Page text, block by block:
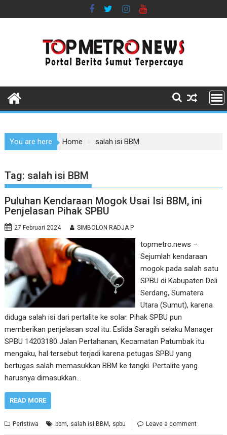
to
You are here Home salah isi BBM
Tag: salah isi BBM
Puluhan Kendaraan Mogok Usai Isi BBM, ini
Penjelasan Pihak SPBU
27 Februari 2024 SIMBOLON RADJA P
topmetro.news –
Sejumlah kendaraan
mogok pada salah satu
SPBU di Kabupaten Deli
Serdang, Sumatera
Utara (Sumut), karena
diduga salah isi dari pertalite ke solar. Pihak SPBU pun
memberikan penjelasan soal itu. Eslida Saragih selaku Manager
SPBU 14203180 Jalan Pertahanan, Kecamatan Patumbak itu
mengaku, hal tersebut terjadi karena petugas SPBU yang
bertugas salah memasukkan BBM ke tangki. Pertalite yang
harusnya dimasukkan…
READ MORE
Peristiwa bbm, salah isi BBM, spbu Leave a comment